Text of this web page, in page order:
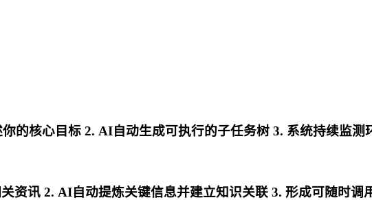
的核心目标 2. AI自动生成可执行的子任务树 3. 系统持续监测
资讯 2. AI自动提炼关键信息并建立知识关联 3. 形成可随时调